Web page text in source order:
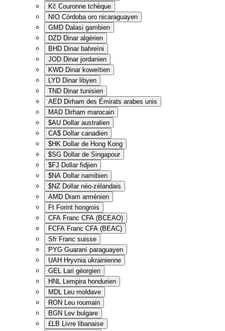
Kč Couronne tchèque
NIO Córdoba oro nicaraguayen
GMD Dalasi gambien
DZD Dinar algérien
BHD Dinar bahreïni
JOD Dinar jordanien
KWD Dinar koweïtien
LYD Dinar libyen
TND Dinar tunisien
AED Dirham des Émirats arabes unis
MAD Dirham marocain
$AU Dollar australien
CA$ Dollar canadien
$HK Dollar de Hong Kong
$SG Dollar de Singapour
$FJ Dollar fidjien
$NA Dollar namibien
$NZ Dollar néo-zélandais
AMD Dram arménien
Ft Forint hongrois
CFA Franc CFA (BCEAO)
FCFA Franc CFA (BEAC)
Sfr Franc suisse
PYG Guaraní paraguayen
UAH Hryvnia ukrainienne
GEL Lari géorgien
HNL Lempira hondurien
MDL Leu moldave
RON Leu roumain
BGN Lev bulgare
£LB Livre libanaise